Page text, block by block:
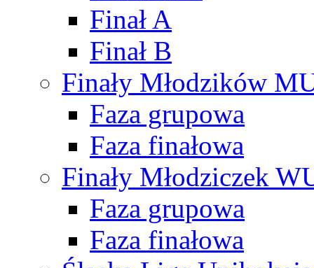
Finał A
Finał B
Finały Młodzików
Faza grupowa
Faza finałowa
Finały Młodziczek
Faza grupowa
Faza finałowa